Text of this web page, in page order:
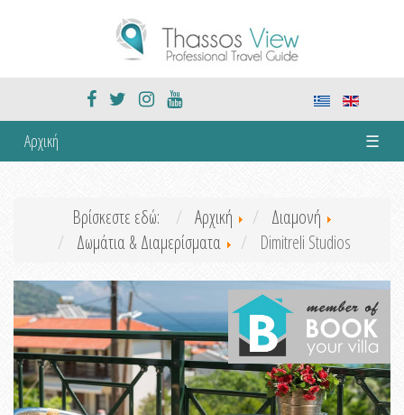
Αρχική ☰
Βρίσκεστε εδώ: Αρχική
Διαμονή
Δωμάτια & Διαμερίσματα
Dimitreli Studios